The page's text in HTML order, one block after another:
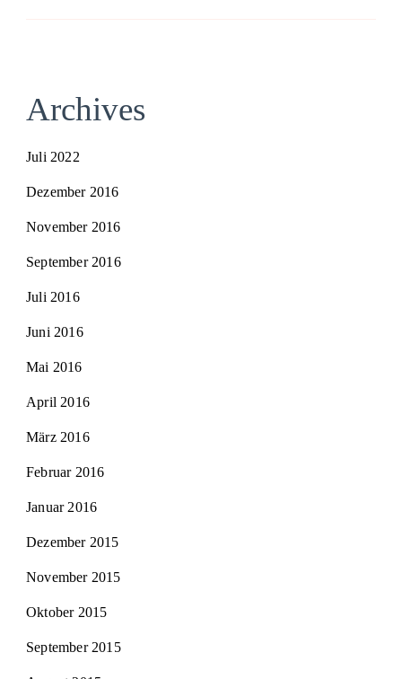
Archives
Juli 2022
Dezember 2016
November 2016
September 2016
Juli 2016
Juni 2016
Mai 2016
April 2016
März 2016
Februar 2016
Januar 2016
Dezember 2015
November 2015
Oktober 2015
September 2015